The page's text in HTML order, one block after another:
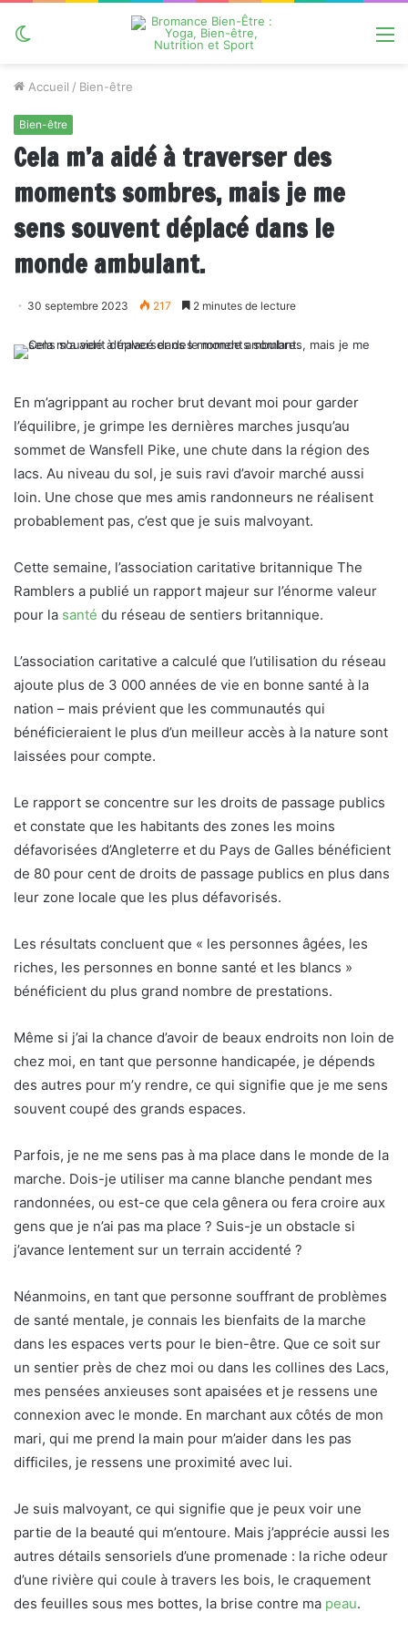
Accueil / Bien-être
Bien-être
Cela m’a aidé à traverser des
moments sombres, mais je me
sens souvent déplacé dans le
monde ambulant.
30 septembre 2023 217 2 minutes de lecture
En m’agrippant au rocher brut devant moi pour garder
l’équilibre, je grimpe les dernières marches jusqu’au
sommet de Wansfell Pike, une chute dans la région des
lacs. Au niveau du sol, je suis ravi d’avoir marché aussi
loin. Une chose que mes amis randonneurs ne réalisent
probablement pas, c’est que je suis malvoyant.
Cette semaine, l’association caritative britannique The
Ramblers a publié un rapport majeur sur l’énorme valeur
pour la santé du réseau de sentiers britannique.
L’association caritative a calculé que l’utilisation du réseau
ajoute plus de 3 000 années de vie en bonne santé à la
nation – mais prévient que les communautés qui
bénéficieraient le plus d’un meilleur accès à la nature sont
laissées pour compte.
Le rapport se concentre sur les droits de passage publics
et constate que les habitants des zones les moins
défavorisées d’Angleterre et du Pays de Galles bénéficient
de 80 pour cent de droits de passage publics en plus dans
leur zone locale que les plus défavorisés.
Les résultats concluent que « les personnes âgées, les
riches, les personnes en bonne santé et les blancs »
bénéficient du plus grand nombre de prestations.
Même si j’ai la chance d’avoir de beaux endroits non loin de
chez moi, en tant que personne handicapée, je dépends
des autres pour m’y rendre, ce qui signifie que je me sens
souvent coupé des grands espaces.
Parfois, je ne me sens pas à ma place dans le monde de la
marche. Dois-je utiliser ma canne blanche pendant mes
randonnées, ou est-ce que cela gênera ou fera croire aux
gens que je n’ai pas ma place ? Suis-je un obstacle si
j’avance lentement sur un terrain accidenté ?
Néanmoins, en tant que personne souffrant de problèmes
de santé mentale, je connais les bienfaits de la marche
dans les espaces verts pour le bien-être. Que ce soit sur
un sentier près de chez moi ou dans les collines des Lacs,
mes pensées anxieuses sont apaisées et je ressens une
connexion avec le monde. En marchant aux côtés de mon
mari, qui me prend la main pour m’aider dans les pas
difficiles, je ressens une proximité avec lui.
Je suis malvoyant, ce qui signifie que je peux voir une
partie de la beauté qui m’entoure. Mais j’apprécie aussi les
autres détails sensoriels d’une promenade : la riche odeur
d’une rivière qui coule à travers les bois, le craquement
des feuilles sous mes bottes, la brise contre ma peau.